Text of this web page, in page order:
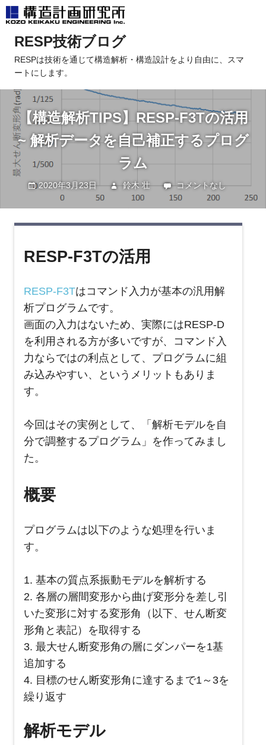
ツ
RESP技術ブログ
RESPは技術を通じて構造解析・構造設計をより自由に、スマ
ートにします。
【構造解析TIPS】RESP-F3Tの活用
~ 解析データを自己補正するプログ
ラム
2020年3月23日 鈴木 壮 未分類
コメントなし
RESP-F3Tの活用
RESP-F3Tはコマンド入力が基本の汎用解
析プログラムです。
画面の入力はないため、実際にはRESP-D
を利用される方が多いですが、コマンド入
力ならではの利点として、プログラムに組
み込みやすい、というメリットもありま
す。
今回はその実例として、「解析モデルを自
分で調整するプログラム」を作ってみまし
た。
概要
プログラムは以下のような処理を行いま
す。
1. 基本の質点系振動モデルを解析する
2. 各層の層間変形から曲げ変形分を差し引
いた変形に対する変形角（以下、せん断変
形角と表記）を取得する
3. 最大せん断変形角の層にダンパーを1基
追加する
4. 目標のせん断変形角に達するまで1～3を
繰り返す
解析モデル